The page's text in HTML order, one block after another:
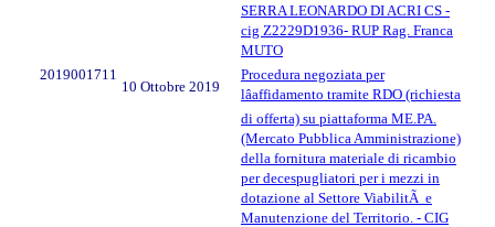
SERRA LEONARDO DI ACRI CS -
cig Z2229D1936- RUP Rag. Franca
MUTO
2019001711
10 Ottobre 2019
Procedura negoziata per
lâaffidamento tramite RDO (richiesta
di offerta) su piattaforma ME.PA.
(Mercato Pubblica Amministrazione)
della fornitura materiale di ricambio
per decespugliatori per i mezzi in
dotazione al Settore ViabilitÃ e
Manutenzione del Territorio. - CIG